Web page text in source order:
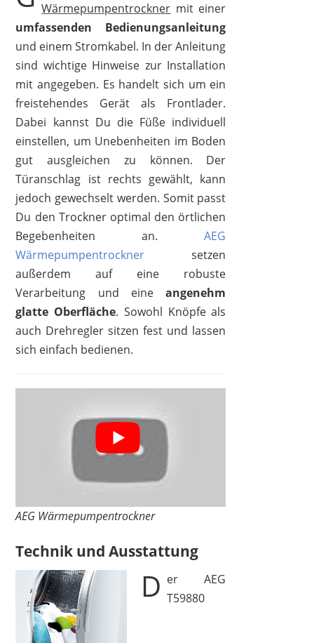
Wärmepumpentrockner mit einer
umfassenden Bedienungsanleitung
und einem Stromkabel. In der Anleitung
sind wichtige Hinweise zur Installation
mit angegeben. Es handelt sich um ein
freistehendes Gerät als Frontlader.
Dabei kannst Du die Füße individuell
einstellen, um Unebenheiten im Boden
gut ausgleichen zu können. Der
Türanschlag ist rechts gewählt, kann
jedoch gewechselt werden. Somit passt
Du den Trockner optimal den örtlichen
Begebenheiten an.AEG
Wärmepumpentrockner setzen
außerdem auf eine robuste
Verarbeitung und eineangenehm
glatte Oberfläche. Sowohl Knöpfe als
auch Drehregler sitzen fest und lassen
sich einfach bedienen.
AEG Wärmepumpentrockner
Technik und Ausstattung
D er AEG
T59880